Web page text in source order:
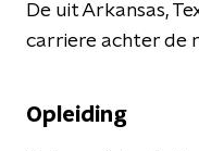
De uit Arkansas,
carriere achter de
Opleiding